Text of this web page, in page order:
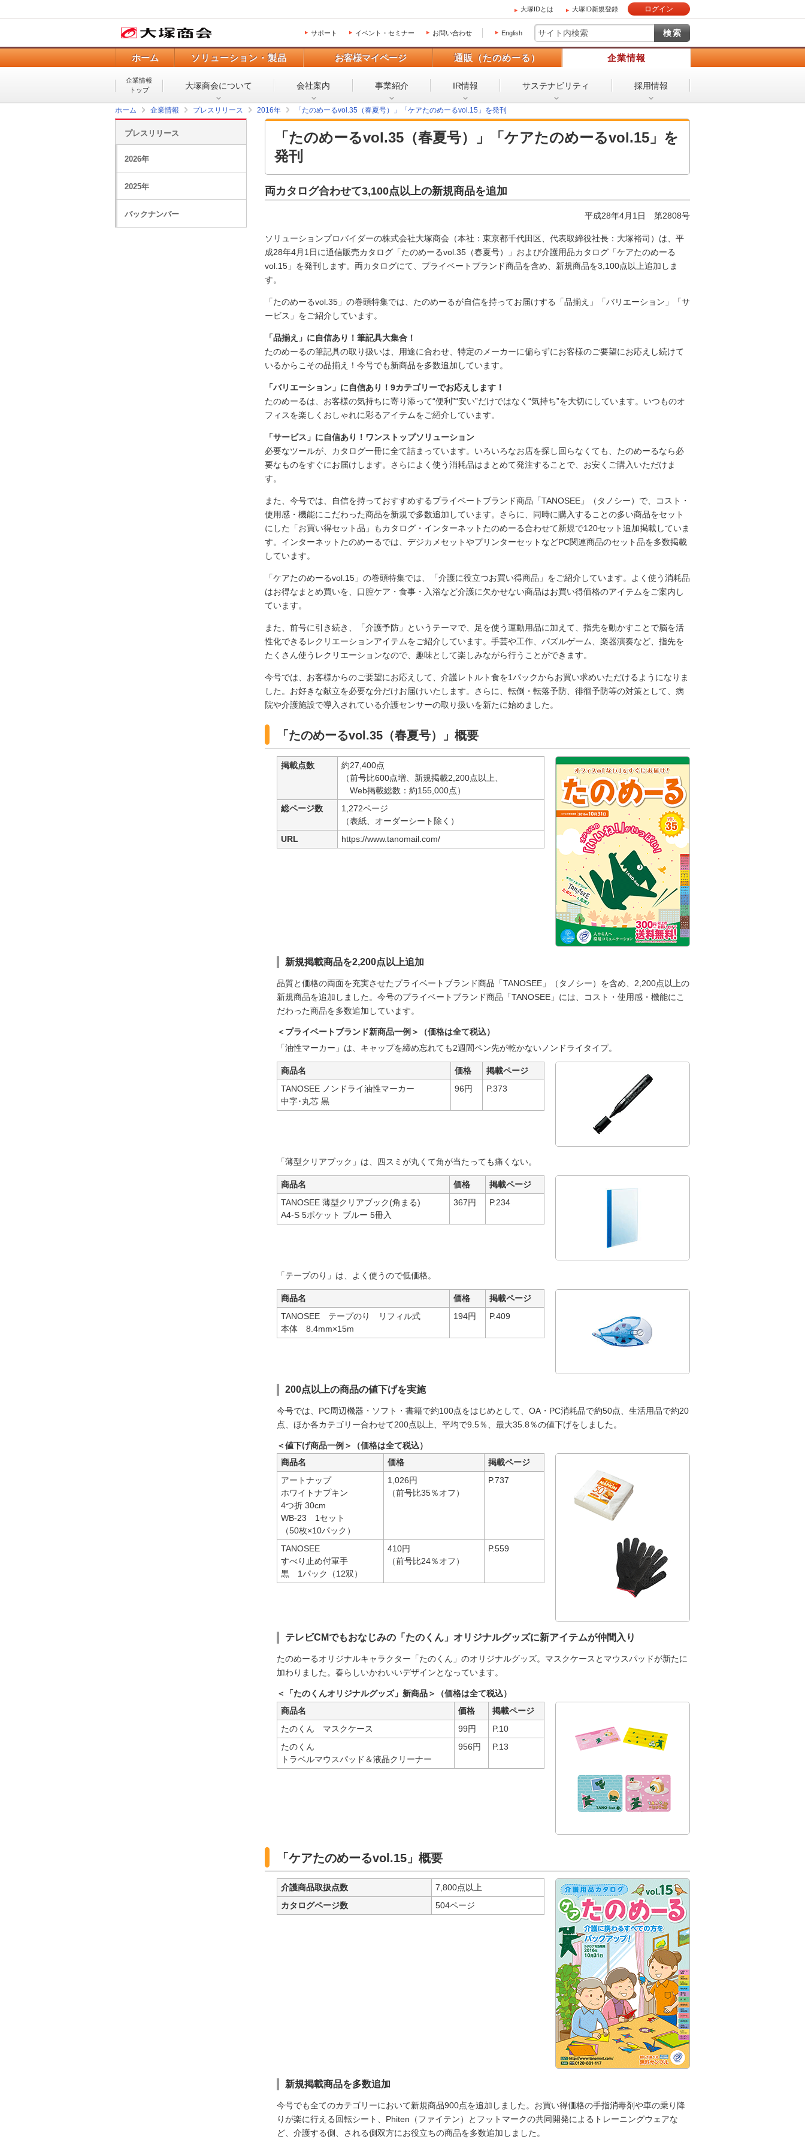
大塚IDとは 大塚ID新規登録 ログイン
サポート イベント・セミナー お問い合わせ English
ホーム ソリューション・製品 お客様マイページ 通販（たのめーる） 企業情報
企業情報
トップ
大塚商会について 会社案内 事業紹介 IR情報 サステナビリティ 採用情報
ホーム 企業情報 プレスリリース 2016年 「たのめーるvol.35（春夏号）」「ケアたのめーるvol.15」を発刊
「たのめーるvol.35（春夏号）」「ケアたのめーるvol.15」を
発刊
両カタログ合わせて3,100点以上の新規商品を追加
平成28年4月1日 第2808号
ソリューションプロバイダーの株式会社大塚商会（本社：東京都千代田区、代表取締役社長：大塚裕司）は、平
成28年4月1日に通信販売カタログ「たのめーるvol.35（春夏号）」および介護用品カタログ「ケアたのめーる
vol.15」を発刊します。両カタログにて、プライベートブランド商品を含め、新規商品を3,100点以上追加しま
す。
「たのめーるvol.35」の巻頭特集では、たのめーるが自信を持ってお届けする「品揃え」「バリエーション」「サ
ービス」をご紹介しています。
「品揃え」に自信あり！筆記具大集合！
たのめーるの筆記具の取り扱いは、用途に合わせ、特定のメーカーに偏らずにお客様のご要望にお応えし続けて
いるからこその品揃え！今号でも新商品を多数追加しています。
「バリエーション」に自信あり！9カテゴリーでお応えします！
たのめーるは、お客様の気持ちに寄り添って“便利”“安い”だけではなく“気持ち”を大切にしています。いつものオ
フィスを楽しくおしゃれに彩るアイテムをご紹介しています。
「サービス」に自信あり！ワンストップソリューション
必要なツールが、カタログ一冊に全て詰まっています。いろいろなお店を探し回らなくても、たのめーるなら必
要なものをすぐにお届けします。さらによく使う消耗品はまとめて発注することで、お安くご購入いただけま
す。
また、今号では、自信を持っておすすめするプライベートブランド商品「TANOSEE」（タノシー）で、コスト・
使用感・機能にこだわった商品を新規で多数追加しています。さらに、同時に購入することの多い商品をセット
にした「お買い得セット品」もカタログ・インターネットたのめーる合わせて新規で120セット追加掲載していま
す。インターネットたのめーるでは、デジカメセットやプリンターセットなどPC関連商品のセット品を多数掲載
しています。
「ケアたのめーるvol.15」の巻頭特集では、「介護に役立つお買い得商品」をご紹介しています。よく使う消耗品
はお得なまとめ買いを、口腔ケア・食事・入浴など介護に欠かせない商品はお買い得価格のアイテムをご案内し
ています。
また、前号に引き続き、「介護予防」というテーマで、足を使う運動用品に加えて、指先を動かすことで脳を活
性化できるレクリエーションアイテムをご紹介しています。手芸や工作、パズルゲーム、楽器演奏など、指先を
たくさん使うレクリエーションなので、趣味として楽しみながら行うことができます。
今号では、お客様からのご要望にお応えして、介護レトルト食を1パックからお買い求めいただけるようになりま
した。お好きな献立を必要な分だけお届けいたします。さらに、転倒・転落予防、徘徊予防等の対策として、病
院や介護施設で導入されている介護センサーの取り扱いを新たに始めました。
「たのめーるvol.35（春夏号）」概要
掲載点数
約27,400点
（前号比600点増、新規掲載2,200点以上、
Web掲載総数：約155,000点）
総ページ数
1,272ページ
（表紙、オーダーシート除く）
URL
https://www.tanomail.com/
新規掲載商品を2,200点以上追加
品質と価格の両面を充実させたプライベートブランド商品「TANOSEE」（タノシー）を含め、2,200点以上の
新規商品を追加しました。今号のプライベートブランド商品「TANOSEE」には、コスト・使用感・機能にこ
だわった商品を多数追加しています。
＜プライベートブランド新商品一例＞（価格は全て税込）
「油性マーカー」は、キャップを締め忘れても2週間ペン先が乾かないノンドライタイプ。
商品名 価格
掲載ページ
TANOSEE ノンドライ油性マーカー
中字･丸芯 黒
96円 P.373
「薄型クリアブック」は、四スミが丸くて角が当たっても痛くない。
商品名 価格
掲載ページ
TANOSEE 薄型クリアブック(角まる)
A4-S 5ポケット ブルー 5冊入
367円 P.234
「テープのり」は、よく使うので低価格。
商品名 価格
掲載ページ
TANOSEE テープのり リフィル式
本体 8.4mm×15m
194円 P.409
200点以上の商品の値下げを実施
今号では、PC周辺機器・ソフト・書籍で約100点をはじめとして、OA・PC消耗品で約50点、生活用品で約20
点、ほか各カテゴリー合わせて200点以上、平均で9.5％、最大35.8％の値下げをしました。
＜値下げ商品一例＞（価格は全て税込）
商品名
価格
掲載ページ
アートナップ
ホワイトナプキン
4つ折 30cm
WB-23 1セット
（50枚×10パック）
1,026円
（前号比35％オフ）
P.737
TANOSEE
すべり止め付軍手
黒 1パック（12双）
410円
（前号比24％オフ）
P.559
テレビCMでもおなじみの「たのくん」オリジナルグッズに新アイテムが仲間入り
たのめーるオリジナルキャラクター「たのくん」のオリジナルグッズ。マスクケースとマウスパッドが新たに
加わりました。春らしいかわいいデザインとなっています。
＜「たのくんオリジナルグッズ」新商品＞（価格は全て税込）
商品名
価格
掲載ページ
たのくん マスクケース
99円
P.10
たのくん
トラベルマウスパッド＆液晶クリーナー
956円 P.13
「ケアたのめーるvol.15」概要
介護商品取扱点数
7,800点以上
カタログページ数
504ページ
新規掲載商品を多数追加
今号でも全てのカテゴリーにおいて新規商品900点を追加しました。お買い得価格の手指消毒剤や車の乗り降
りが楽に行える回転シート、Phiten（ファイテン）とフットマークの共同開発によるトレーニングウェアな
ど、介護する側、される側双方にお役立ちの商品を多数追加しました。
プレスリリース
2026年
2025年
バックナンバー